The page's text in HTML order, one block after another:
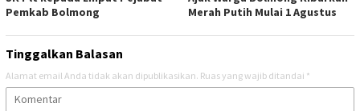
Pemkab Bolmong
Merah Putih Mulai 1 Agustus
Tinggalkan Balasan
Alamat email Anda tidak akan dipublikasikan. Ruas yang wajib ditandai *